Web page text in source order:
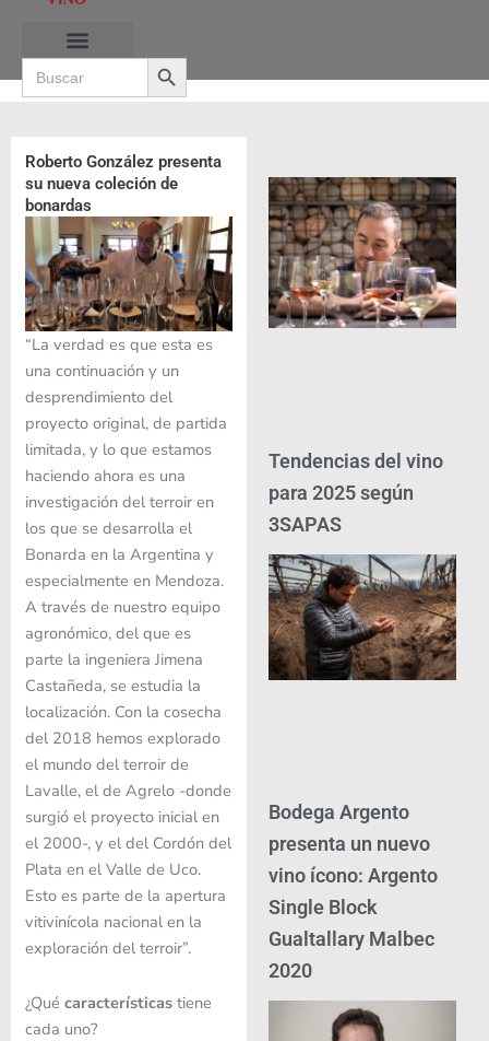
contenido
Search
for:
Search Button
Roberto González presenta
su nueva coleción de
bonardas
“La verdad es que esta es
una continuación y un
desprendimiento del
proyecto original, de partida
limitada, y lo que estamos
haciendo ahora es una
investigación del terroir en
los que se desarrolla el
Bonarda en la Argentina y
especialmente en Mendoza.
A través de nuestro equipo
agronómico, del que es
parte la ingeniera Jimena
Castañeda, se estudia la
localización. Con la cosecha
del 2018 hemos explorado
el mundo del terroir de
Lavalle, el de Agrelo -donde
surgió el proyecto inicial en
el 2000-, y el del Cordón del
Plata en el Valle de Uco.
Esto es parte de la apertura
vitivinícola nacional en la
exploración del terroir”.
¿Qué características tiene
cada uno?
Tendencias del vino
para 2025 según
3SAPAS
Bodega Argento
presenta un nuevo
vino ícono: Argento
Single Block
Gualtallary Malbec
2020